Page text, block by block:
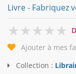
Livre - Fabriquez
0
Ajouter à mes
Collection :